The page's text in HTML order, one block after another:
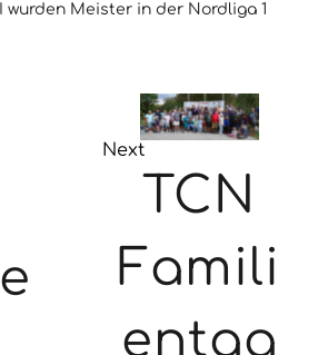
wurden Meister in der Nordliga 1
Next
TCN
Famili
entag